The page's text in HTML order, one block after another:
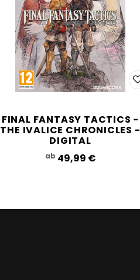
FINAL FANTASY TACTICS -
THE IVALICE CHRONICLES -
DIGITAL
ab 49,99‎ ‎€